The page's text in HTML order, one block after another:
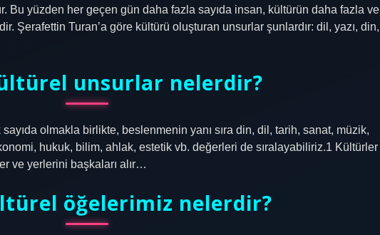
Bu yüzden her geçen gün daha fazla sayıda insan, kültürün daha fazla ve
Şerafettin Turan’a göre kültürü oluşturan unsurlar şunlardır: dil, yazı, din,
unsurlar nelerdir?
olmakla birlikte, beslenmenin yanı sıra din, dil, tarih, sanat, müzik,
hukuk, bilim, ahlak, estetik vb. değerleri de sıralayabiliriz.1 Kültürler
ve yerlerini başkaları alır…
öğelerimiz nelerdir?